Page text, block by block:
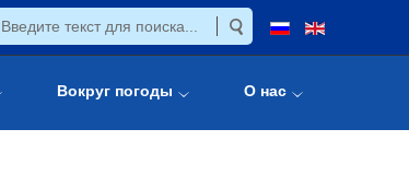
Вокруг погоды О нас